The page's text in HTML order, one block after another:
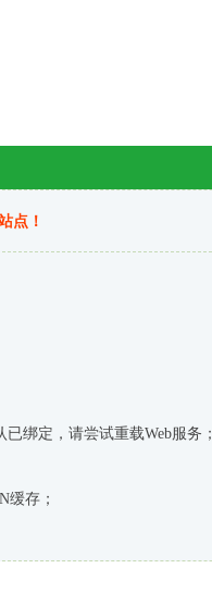
点！
绑定，请尝试重载Web服务；
缓存；